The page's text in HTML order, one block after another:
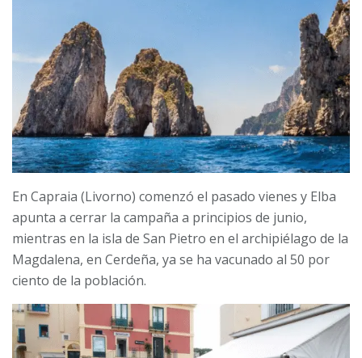
En Capraia (Livorno) comenzó el pasado vienes y Elba
apunta a cerrar la campaña a principios de junio,
mientras en la isla de San Pietro en el archipiélago de la
Magdalena, en Cerdeña, ya se ha vacunado al 50 por
ciento de la población.